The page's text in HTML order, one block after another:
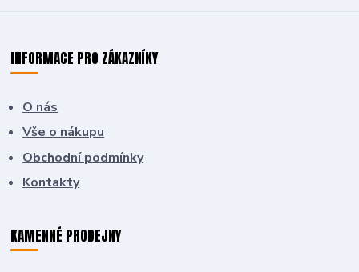
INFORMACE PRO ZÁKAZNÍKY
O nás
Vše o nákupu
Obchodní podmínky
Kontakty
KAMENNÉ PRODEJNY